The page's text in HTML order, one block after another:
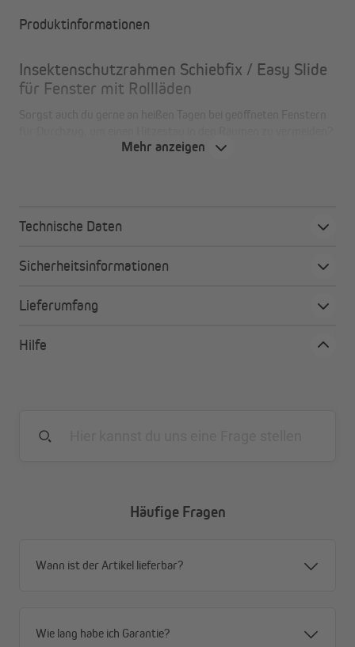
Produktinformationen
Insektenschutzrahmen Schiebfix / Easy Slide
für Fenster mit Rollläden
Leider fassen Insekten das gerne mal als Einladung auf.
Was dir der Insektenschutzrahmen Schiebfix /
Strapazierfähiges und sehr engmaschig gewebtes
Mehr anzeigen
Technische Daten
Sicherheitsinformationen
Lieferumfang
Hilfe
Häufige Fragen
Wann ist der Artikel lieferbar?
Wie lang habe ich Garantie?